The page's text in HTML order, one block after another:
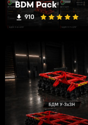
BDM Pack
910